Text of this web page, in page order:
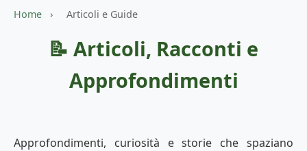
Home › Articoli e Guide
📝 Articoli, Racconti e
Approfondimenti
Approfondimenti, curiosità e storie che spaziano